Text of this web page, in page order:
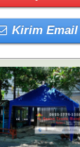
Kirim Email